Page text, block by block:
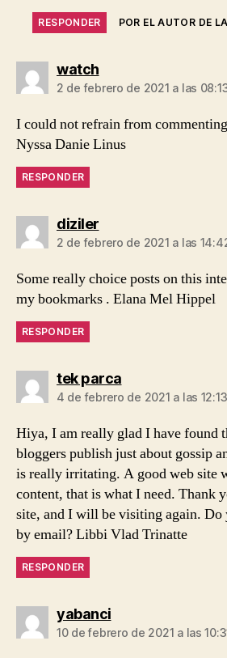
RESPONDER POR EL AUTOR DE
watchdice:
2 de febrero de 2021 a las
I could not refrain from
Nyssa Danie Linus
RESPONDER
dizilerdice:
2 de febrero de 2021 a las
Some really choice posts on this
my bookmarks . Elana Mel Hippel
RESPONDER
tek parcadice:
4 de febrero de 2021 a las 12:13
Hiya, I am really glad I have found
bloggers publish just about gossip
is really irritating. A good web site
content, that is what I need. Thank
site, and I will be visiting again. Do
by email? Libbi Vlad Trinatte
RESPONDER
yabancidice:
10 de febrero de 2021 a las